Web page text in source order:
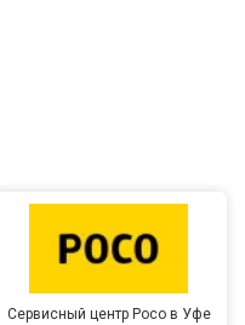
Сервисный центр Poco в Уфе